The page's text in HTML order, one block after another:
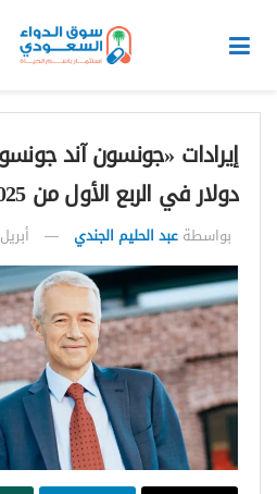
دولار في الربع الأول من 2025
بواسطة عبد الحليم الجندي أبريل 15, 2025